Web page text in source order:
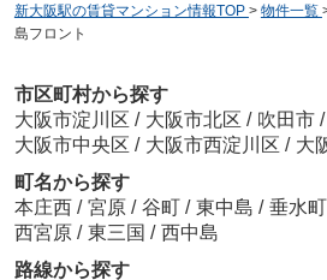
新大阪駅の賃貸マンション情報TOP > 物件一覧
島フロント
市区町村から探す
大阪市淀川区 / 大阪市北区 / 吹田市 /
大阪市中央区 / 大阪市西淀川区 / 大
町名から探す
本庄西 / 宮原 / 谷町 / 東中島 / 垂水町
西宮原 / 東三国 / 西中島
路線から探す